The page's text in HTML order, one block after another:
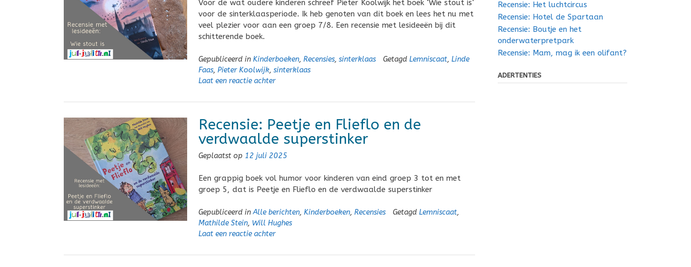
Voor de wat oudere kinderen schreef Pieter Koolwijk het boek ‘Wie stout is’
voor de sinterklaasperiode. Ik heb genoten van dit boek en lees het nu met
veel plezier voor aan een groep 7/8. Een recensie met lesideeën bij dit
schitterende boek.
Gepubliceerd in Kinderboeken, Recensies, sinterklaas Getagd Lemniscaat, Linde
Faas, Pieter Koolwijk, sinterklaas
Laat een reactie achter
Recensie: Peetje en Flieflo en de
verdwaalde superstinker
Geplaatst op 12 juli 2025
Een grappig boek vol humor voor kinderen van eind groep 3 tot en met
groep 5, dat is Peetje en Flieflo en de verdwaalde superstinker
Gepubliceerd inAlle berichten, Kinderboeken, Recensies Getagd Lemniscaat,
Mathilde Stein, Will Hughes
Laat een reactie achter
Recensie: Het luchtcircus
Recensie: Hotel de Spartaan
Recensie: Boutje en het
onderwaterpretpark
Recensie: Mam, mag ik een olifant?
ADERTENTIES